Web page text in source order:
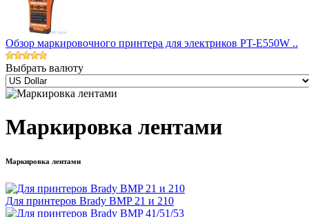
Обзор маркировочного принтера для электриков PT-E550W ..
Выбрать валюту
Маркировка лентами
Маркировка лентами
Для принтеров Brady BMP 21 и 210